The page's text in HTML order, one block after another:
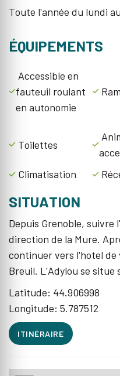
Toute l'année du lundi
ÉQUIPEMENTS
Accessible en
fauteuil roulant
en autonomie
Toilettes
Climatisation
SITUATION
Depuis Grenoble, suivre
direction de la Mure.
continuer vers l'hotel de
Breuil. L'Adylou se situe
Latitude: 44.906998
Longitude: 5.787512
ITINÉRAIRE